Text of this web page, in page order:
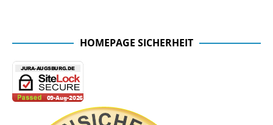
HOMEPAGE SICHERHEIT